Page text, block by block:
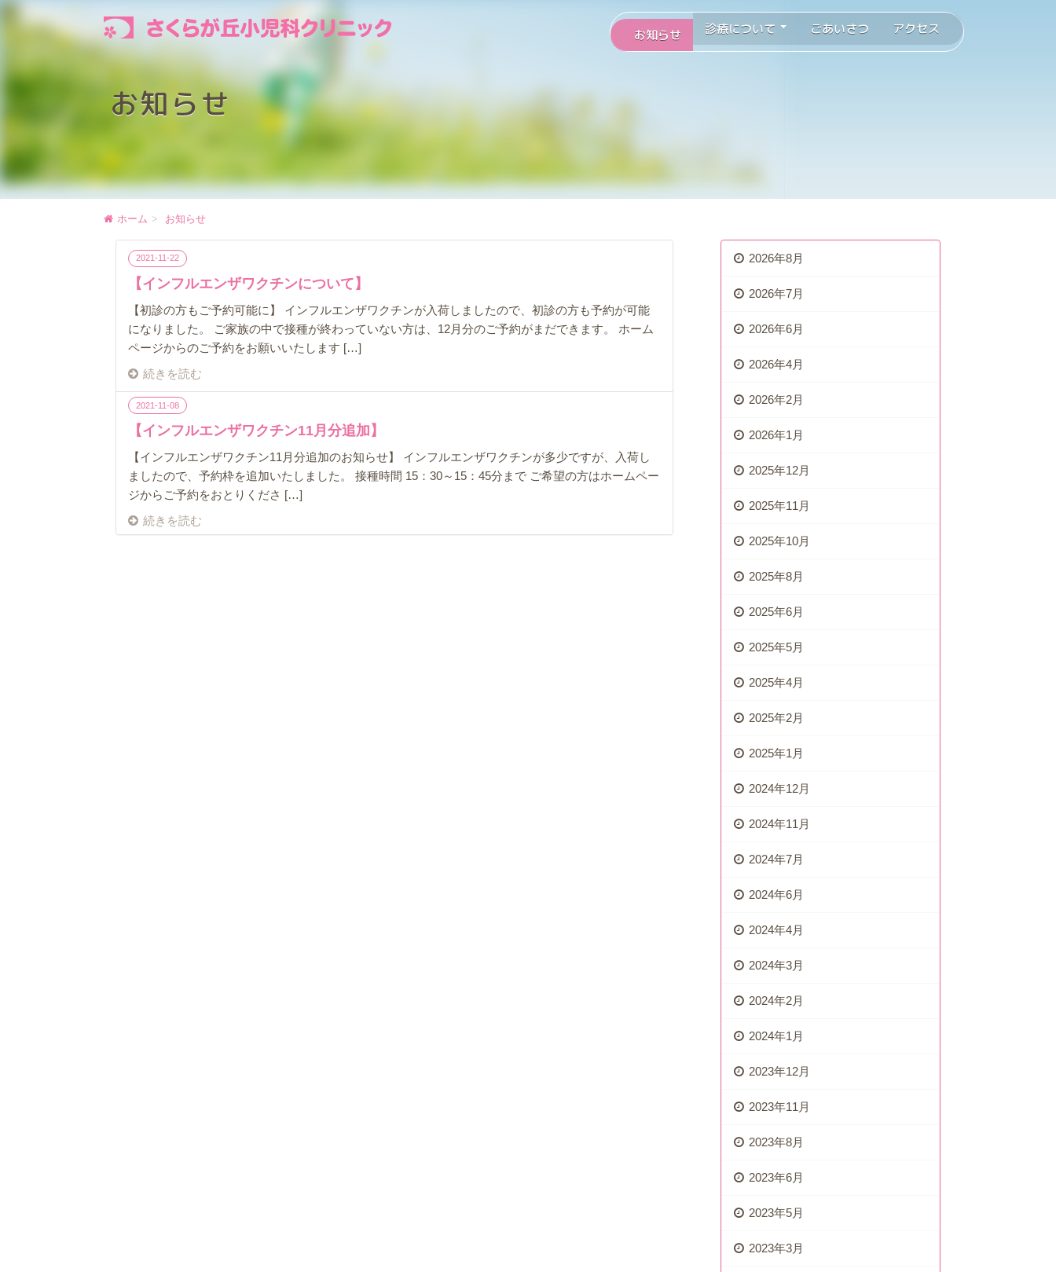
お知らせ 診療について ごあいさつ アクセス
お知らせ
ホーム お知らせ
2021-11-22
【インフルエンザワクチンについて】
【初診の方もご予約可能に】 インフルエンザワクチンが入荷しましたので、初診の方も予約が可能
になりました。 ご家族の中で接種が終わっていない方は、12月分のご予約がまだできます。 ホーム
ページからのご予約をお願いいたします […]
続きを読む
2021-11-08
【インフルエンザワクチン11月分追加】
【インフルエンザワクチン11月分追加のお知らせ】 インフルエンザワクチンが多少ですが、入荷し
ましたので、予約枠を追加いたしました。 接種時間 15：30～15：45分まで ご希望の方はホームペー
ジからご予約をおとりくださ […]
続きを読む
2026年8月
2026年7月
2026年6月
2026年4月
2026年2月
2026年1月
2025年12月
2025年11月
2025年10月
2025年8月
2025年6月
2025年5月
2025年4月
2025年2月
2025年1月
2024年12月
2024年11月
2024年7月
2024年6月
2024年4月
2024年3月
2024年2月
2024年1月
2023年12月
2023年11月
2023年8月
2023年6月
2023年5月
2023年3月